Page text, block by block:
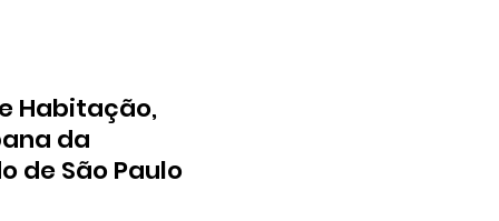
Habitação,
da
de São Paulo